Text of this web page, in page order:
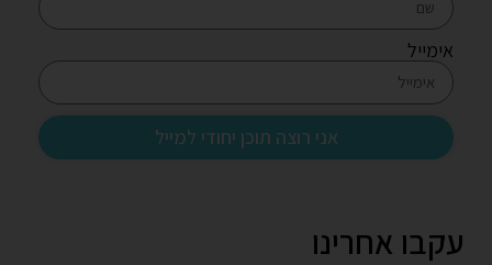
אימייל
אני רוצה תוכן יחודי למייל
עקבו אחרינו